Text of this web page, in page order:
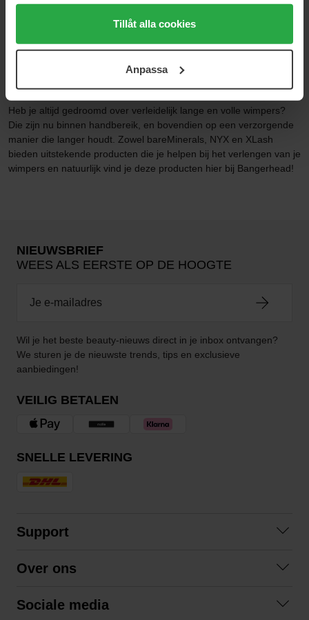
Genom att trycka på "Tillåt alla cookies" accepterar du
alla cookies, medan du under "Detaljer" kan anpassa
användningen av cookies. Du kan när som helst återkalla
samt vår Integritetspolicy.
Tillåt alla cookies
Anpassa
WIMPERSERUM
Heb je altijd gedroomd over verleidelijk lange en volle wimpers?
Die zijn nu binnen handbereik, en bovendien op een verzorgende
manier die langer houdt. Zowel bareMinerals, NYX en XLash
bieden uitstekende producten die je helpen bij het verlengen van je
wimpers en natuurlijk vind je deze producten hier bij Bangerhead!
NIEUWSBRIEF
WEES ALS EERSTE OP DE HOOGTE
Wil je het beste beauty-nieuws direct in je inbox ontvangen?
We sturen je de nieuwste trends, tips en exclusieve
aanbiedingen!
VEILIG BETALEN
SNELLE LEVERING
Support
Algemene voorwaarden
Over ons
Sociale media